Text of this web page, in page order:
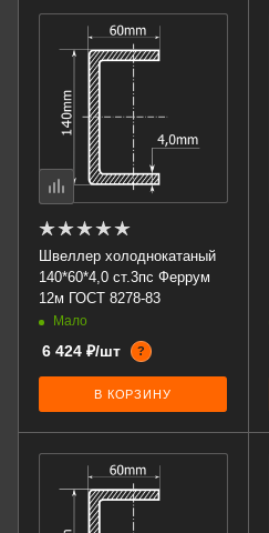
Швеллер холоднокатаный
140*60*4,0 ст.3пс Феррум
12м ГОСТ 8278-83
Мало
6 424 ₽/шт ?
В КОРЗИНУ